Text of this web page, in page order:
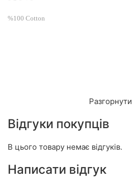
%100 Cotton
Разгорнути
Відгуки покупців
В цього товару немає відгуків.
Написати відгук